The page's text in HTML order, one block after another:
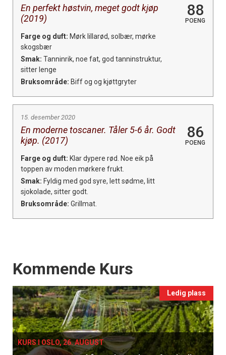
En perfekt høstvin, meget godt kjøp
(2019)
88
POENG
Farge og duft: Mørk lillarød, solbær, mørke
skogsbær
Smak: Tanninrik, noe fat, god tanninstruktur,
sitter lenge
Bruksområde: Biff og og kjøttgryter
15. desember 2020
En moderne toscaner. Tåler 5-6 år. Godt
kjøp. (2017)
86
POENG
Farge og duft: Klar dypere rød. Noe eik på
toppen av moden mørkere frukt.
Smak: Fyldig med god syre, lett sødme, litt
sjokolade, sitter godt.
Bruksområde: Grillmat.
Events
Kommende Kurs
Ledig plass
KURS I OSLO, 26. AUGUST